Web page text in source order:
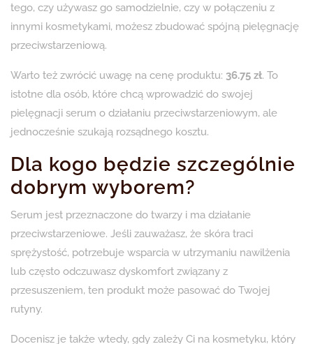
tego, czy używasz go samodzielnie, czy w połączeniu z
innymi kosmetykami, możesz zbudować spójną pielęgnację
przeciwstarzeniową.
Warto też zwrócić uwagę na cenę produktu: 36.75 zł. To
istotne dla osób, które chcą wprowadzić do swojej
pielęgnacji serum o działaniu przeciwstarzeniowym, ale
jednocześnie szukają rozsądnego kosztu.
Dla kogo będzie szczególnie
dobrym wyborem?
Serum jest przeznaczone do twarzy i ma działanie
przeciwstarzeniowe. Jeśli zauważasz, że skóra traci
sprężystość, potrzebuje wsparcia w utrzymaniu nawilżenia
lub często odczuwasz dyskomfort związany z
przesuszeniem, ten produkt może pasować do Twojej
rutyny.
Docenisz je także wtedy, gdy zależy Ci na kosmetyku, który